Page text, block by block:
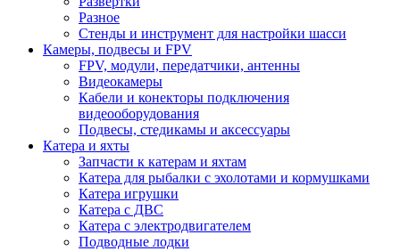
Разное
Стенды и инструмент для настройки шасси
Камеры, подвесы и FPV
FPV, модули, передатчики, антенны
Видеокамеры
Кабели и конекторы подключения
видеооборудования
Подвесы, стедикамы и аксессуары
Катера и яхты
Запчасти к катерам и яхтам
Катера для рыбалки с эхолотами и кормушками
Катера игрушки
Катера с ДВС
Катера с электродвигателем
Подводные лодки